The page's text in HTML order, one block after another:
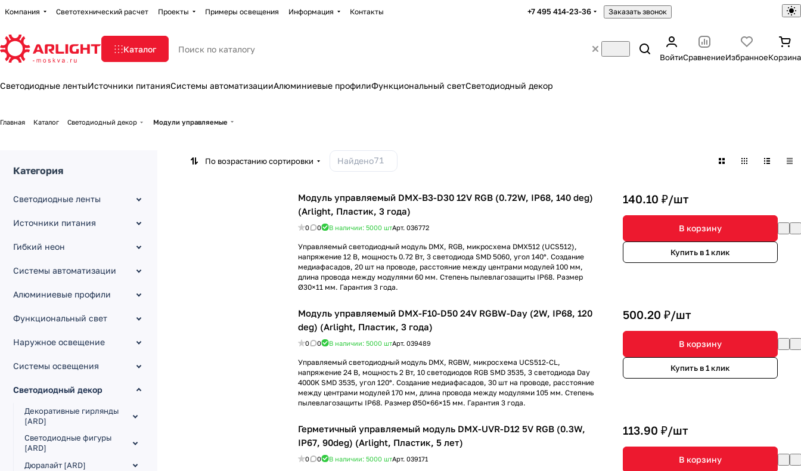
Компания Светотехнический расчет Проекты Примеры освещения Информация Контакты +7 495 414-23-36 Заказать звонок
Каталог
ВойтиСравнениеИзбранноеКорзина
Светодиодные лентыИсточники питанияСистемы автоматизацииАлюминиевые профилиФункциональный светСветодиодный декор
Главная Каталог Светодиодный декор Модули управляемые
По возрастанию сортировки Найдено71
Модуль управляемый DMX-B3-D30 12V RGB (0.72W, IP68, 140 deg)
(Arlight, Пластик, 3 года)
0 0 В наличии: 5000 штАрт. 036772
Управляемый светодиодный модуль DMX, RGB, микросхема DMX512 (UCS512),
напряжение 12 В, мощность 0.72 Вт, 3 светодиода SMD 5060, угол 140°. Создание
медиафасадов, 20 шт на проводе, расстояние между центрами модулей 100 мм,
длина провода между модулями 60 мм. Степень пылевлагозащиты IP68. Размер
Ø30×11 мм. Гарантия 3 года.
140.10 ₽/шт
В корзину
Купить в 1 клик
Модуль управляемый DMX-F10-D50 24V RGBW-Day (2W, IP68, 120
deg) (Arlight, Пластик, 3 года)
0 0 В наличии: 5000 штАрт. 039489
Управляемый светодиодный модуль DMX, RGBW, микросхема UCS512-CL,
напряжение 24 В, мощность 2 Вт, 10 светодиодов RGB SMD 3535, 3 светодиода Day
4000K SMD 3535, угол 120°. Создание медиафасадов, 30 шт на проводе, расстояние
между центрами модулей 170 мм, длина провода между модулями 105 мм. Степень
пылевлагозащиты IP68. Размер Ø50×66×15 мм. Гарантия 3 года.
500.20 ₽/шт
В корзину
Купить в 1 клик
Герметичный управляемый модуль DMX-UVR-D12 5V RGB (0.3W,
IP67, 90deg) (Arlight, Пластик, 5 лет)
0 0 В наличии: 5000 штАрт. 039171
113.90 ₽/шт
В корзину
Категория
Светодиодные ленты
Источники питания
Гибкий неон
Системы автоматизации
Алюминиевые профили
Функциональный свет
Наружное освещение
Системы освещения
Светодиодный декор
Декоративные гирлянды
[ARD]
Светодиодные фигуры
[ARD]
Дюралайт [ARD]